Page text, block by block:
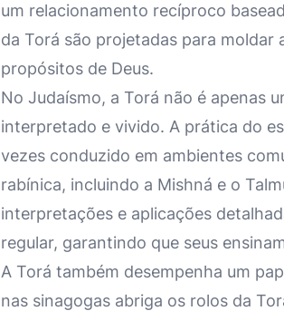
um relacionamento recíproco
da Torá são projetadas para moldar
propósitos de Deus.
No Judaísmo, a Torá não é apenas
interpretado e vivido. A prática do
vezes conduzido em ambientes
rabínica, incluindo a Mishná e o
interpretações e aplicações
regular, garantindo que seus
A Torá também desempenha um
nas sinagogas abriga os rolos da